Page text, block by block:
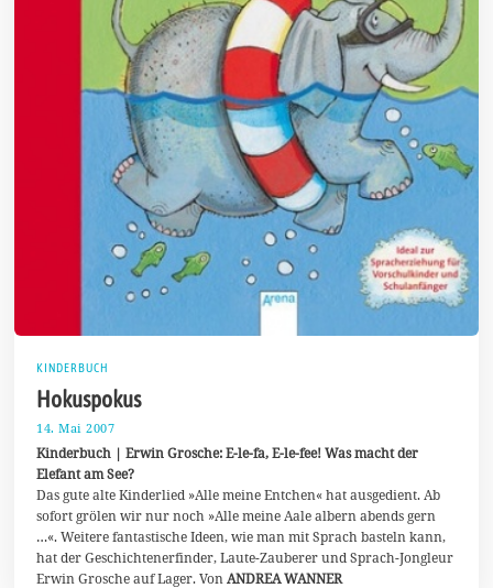
KINDERBUCH
Hokuspokus
14. Mai 2007
.
J
u
l
0
2
0
Kinderbuch | Erwin Grosche: E-le-fa, E-le-fee! Was macht der
Elefant am See?
Das gute alte Kinderlied »Alle meine Entchen« hat ausgedient. Ab
sofort grölen wir nur noch »Alle meine Aale albern abends gern
…«. Weitere fantastische Ideen, wie man mit Sprach basteln kann,
hat der Geschichtenerfinder, Laute-Zauberer und Sprach-Jongleur
Erwin Grosche auf Lager. Von ANDREA WANNER